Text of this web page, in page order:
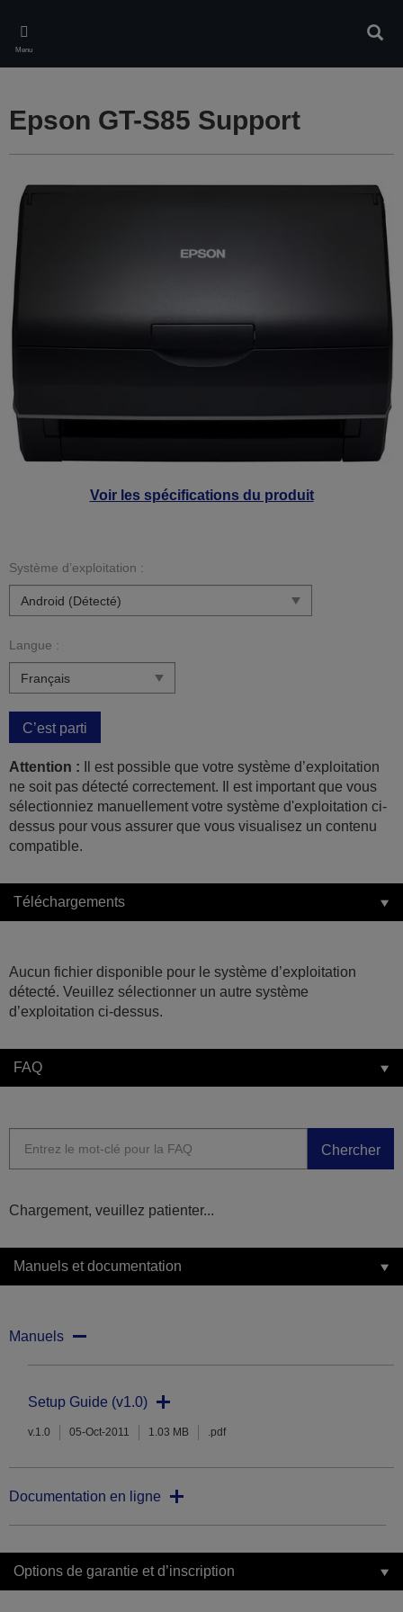
main
content
Menu
Voir les spécifications du produit
Epson GT-S85 Support
Système d’exploitation :
Langue :
C’est parti
Attention : Il est possible que votre système d’exploitation
ne soit pas détecté correctement. Il est important que vous
sélectionniez manuellement votre système d'exploitation ci-
dessus pour vous assurer que vous visualisez un contenu
compatible.
Téléchargements
Aucun fichier disponible pour le système d’exploitation
détecté. Veuillez sélectionner un autre système
d’exploitation ci-dessus.
FAQ
Chercher
Chargement, veuillez patienter...
Manuels et documentation
Manuels
Setup Guide (v1.0)
v.1.0 05-Oct-2011 1.03 MB .pdf
Documentation en ligne
Options de garantie et d’inscription